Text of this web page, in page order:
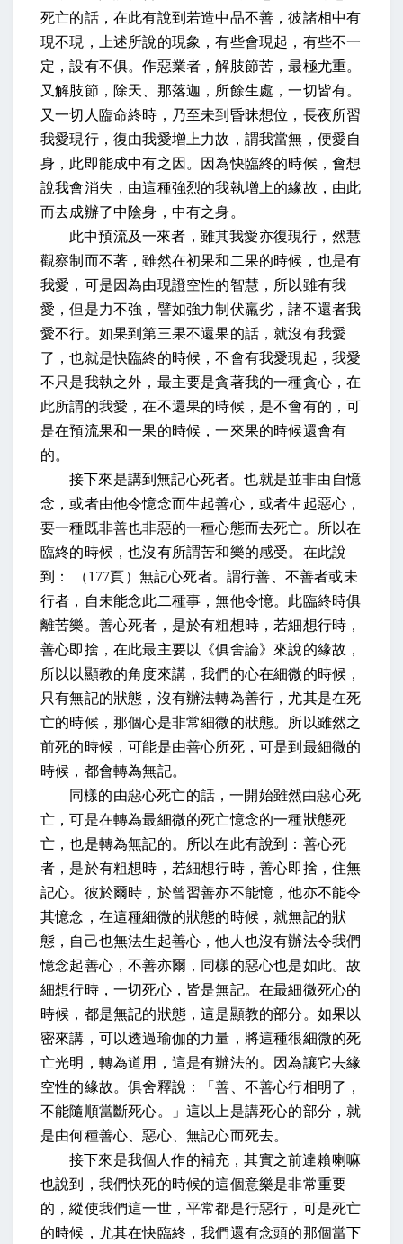
死亡的話，在此有說到若造中品不善，彼諸相中有
現不現，上述所說的現象，有些會現起，有些不一
定，設有不俱。作惡業者，解肢節苦，最極尤重。
又解肢節，除天、那落迦，所餘生處，一切皆有。
又一切人臨命終時，乃至未到昏昧想位，長夜所習
我愛現行，復由我愛增上力故，謂我當無，便愛自
身，此即能成中有之因。因為快臨終的時候，會想
說我會消失，由這種強烈的我執增上的緣故，由此
而去成辦了中陰身，中有之身。
此中預流及一來者，雖其我愛亦復現行，然慧
觀察制而不著，雖然在初果和二果的時候，也是有
我愛，可是因為由現證空性的智慧，所以雖有我
愛，但是力不強，譬如強力制伏羸劣，諸不還者我
愛不行。如果到第三果不還果的話，就沒有我愛
了，也就是快臨終的時候，不會有我愛現起，我愛
不只是我執之外，最主要是貪著我的一種貪心，在
此所謂的我愛，在不還果的時候，是不會有的，可
是在預流果和一果的時候，一來果的時候還會有
的。
接下來是講到無記心死者。也就是並非由自憶
念，或者由他令憶念而生起善心，或者生起惡心，
要一種既非善也非惡的一種心態而去死亡。所以在
臨終的時候，也沒有所謂苦和樂的感受。在此說
到：
（177頁）無記心死者。謂行善、不善者或未
行者，自未能念此二種事，無他令憶。此臨終時俱
離苦樂。善心死者，是於有粗想時，若細想行時，
善心即捨，在此最主要以《俱舍論》來說的緣故，
所以以顯教的角度來講，我們的心在細微的時候，
只有無記的狀態，沒有辦法轉為善行，尤其是在死
亡的時候，那個心是非常細微的狀態。所以雖然之
前死的時候，可能是由善心所死，可是到最細微的
時候，都會轉為無記。
同樣的由惡心死亡的話，一開始雖然由惡心死
亡，可是在轉為最細微的死亡憶念的一種狀態死
亡，也是轉為無記的。所以在此有說到：善心死
者，是於有粗想時，若細想行時，善心即捨，住無
記心。彼於爾時，於曾習善亦不能憶，他亦不能令
其憶念，在這種細微的狀態的時候，就無記的狀
態，自己也無法生起善心，他人也沒有辦法令我們
憶念起善心，不善亦爾，同樣的惡心也是如此。故
細想行時，一切死心，皆是無記。在最細微死心的
時候，都是無記的狀態，這是顯教的部分。如果以
密來講，可以透過瑜伽的力量，將這種很細微的死
亡光明，轉為道用，這是有辦法的。因為讓它去緣
空性的緣故。俱舍釋說：「善、不善心行相明了，
不能隨順當斷死心。」這以上是講死心的部分，就
是由何種善心、惡心、無記心而死去。
接下來是我個人作的補充，其實之前達賴喇嘛
也說到，我們快死的時候的這個意樂是非常重要
的，縱使我們這一世，平常都是行惡行，可是死亡
的時候，尤其在快臨終，我們還有念頭的那個當下